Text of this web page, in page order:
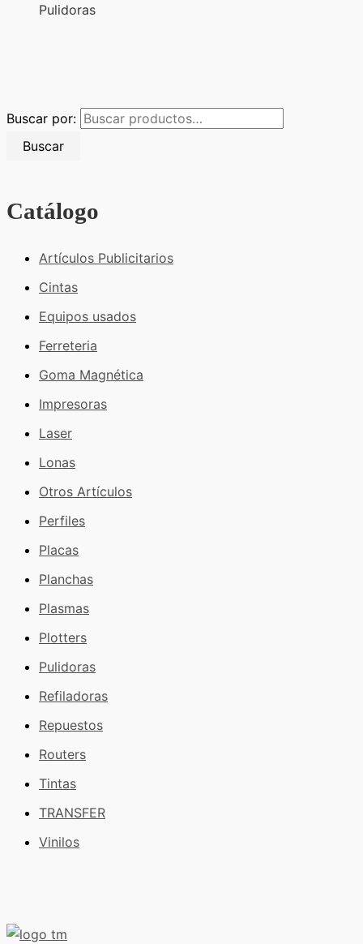
Buscar por:
Buscar
Catálogo
Artículos Publicitarios
Cintas
Equipos usados
Ferreteria
Goma Magnética
Impresoras
Laser
Lonas
Otros Artículos
Perfiles
Placas
Planchas
Plasmas
Plotters
Pulidoras
Refiladoras
Repuestos
Routers
Tintas
TRANSFER
Vinilos
Pulidoras